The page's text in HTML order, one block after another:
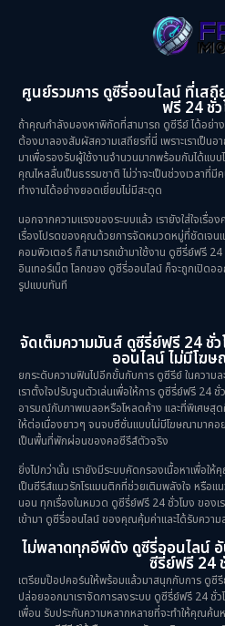
ศูนย์รวมการ ดูซีรี่ออนไลน์ ที่เส
ฟรี 24 ชั่
ถ้าคุณกำลังมองหาพิกัดที่สามารถ ดูซีรีย์ ได้อย่าง
ต้องมาลองสัมผัสความเสถียรที่นี่ เพราะเราเป็
มาเพื่อรองรับผู้ใช้งานจำนวนมากพร้อมกันได้แบ
คุณไหลลื่นเป็นธรรมชาติ ไม่ว่าจะเป็นช่วงเวลาที่มี
ทำงานได้อย่างยอดเยี่ยมไม่มีสะดุด
นอกจากความแรงของระบบแล้ว เรายังใส่ใจเรื่
เรื่องโปรดของคุณด้วยการจัดหมวดหมู่ที่ชัดเจนแ
คอมพิวเตอร์ ก็สามารถเข้ามาใช้งาน ดูซีรี่ย์ฟรี
อินเทอร์เน็ต โลกของ ดูซีรี่ออนไลน์ ก็จะถูกเปิดอ
รูปแบบทันที
จัดเต็มความมันส์ ดูซีรี่ย์ฟรี 24 ชั่
ออนไลน์ ไม่มีโฆ
ยกระดับความฟินไปอีกขั้นกับการ ดูซีรีย์ ในความล
เราตั้งใจปรับจูนตัวเล่นเพื่อให้การ ดูซีรี่ย์ฟรี 24
อารมณ์กับภาพเบลอหรือโหลดค้าง และที่พิเศษสุ
ให้ต่อเนื่องยาวๆ จนจบซีซั่นแบบไม่มีโฆษณามาค
เป็นพื้นที่พักผ่อนของคอซีรีส์ตัวจริง
ยิ่งไปกว่านั้น เรายังมีระบบคัดกรองเนื้อหาเพื่อใ
เป็นซีรีส์แนวรักโรแมนติกที่ช่วยเติมพลังใจ หรือแ
นอน ทุกเรื่องในหมวด ดูซีรี่ย์ฟรี 24 ชั่วโมง ของเ
เข้ามา ดูซีรี่ออนไลน์ ของคุณคุ้มค่าและได้รับควา
ไม่พลาดทุกอีพีดัง ดูซีรี่ออนไลน์ อั
ซีรี่ย์ฟรี 24
เตรียมป๊อปคอร์นให้พร้อมแล้วมาสนุกกับการ ดูซี
ปล่อยออกมาเราจัดการลงระบบ ดูซีรี่ย์ฟรี 24 ชั่
เพื่อน รับประกันความหลากหลายที่จะทำให้คุณค้น